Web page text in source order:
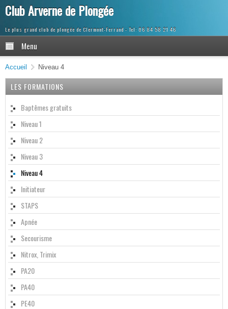
Club Arverne de Plongée
Le plus grand club de plongée de Clermont-Ferrand
Menu
Accueil Niveau 4
LES FORMATIONS
Baptêmes gratuits
Niveau 1
Niveau 2
Niveau 3
Niveau 4
Initiateur
STAPS
Apnée
Secourisme
Nitrox, Trimix
PA20
PA40
PE40